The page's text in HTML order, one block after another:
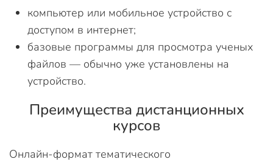
компьютер или мобильное устройство с
доступом в интернет;
базовые программы для просмотра ученых
файлов — обычно уже установлены на
устройство.
Преимущества дистанционных
курсов
Онлайн-формат тематического